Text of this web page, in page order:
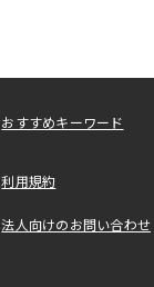
おすすめキーワード
利用規約
法人向けのお問い合わせ